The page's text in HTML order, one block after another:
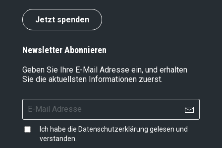
Jetzt spenden
Newsletter Abonnieren
Geben Sie Ihre E-Mail Adresse ein, und erhalten
Sie die aktuellsten Informationen zuerst.
Ich habe die Datenschutzerklärung gelesen und
verstanden.